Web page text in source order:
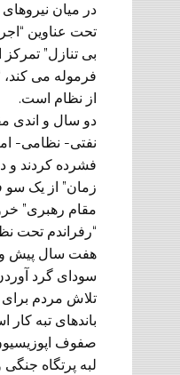
در میان
تحت عناوین
بی تنازل”
فرموله می کند،
از نظام است.
دو سال و اندی
نفتی- نظامی-
فشرده کردند و
زمان” از یک سو
مقام رهبری”
“رفراندم تحت
هفت سال پیش
سودای گرد
تلاش مردم
باندهای تبه
صفوف
لبه پرتگاه